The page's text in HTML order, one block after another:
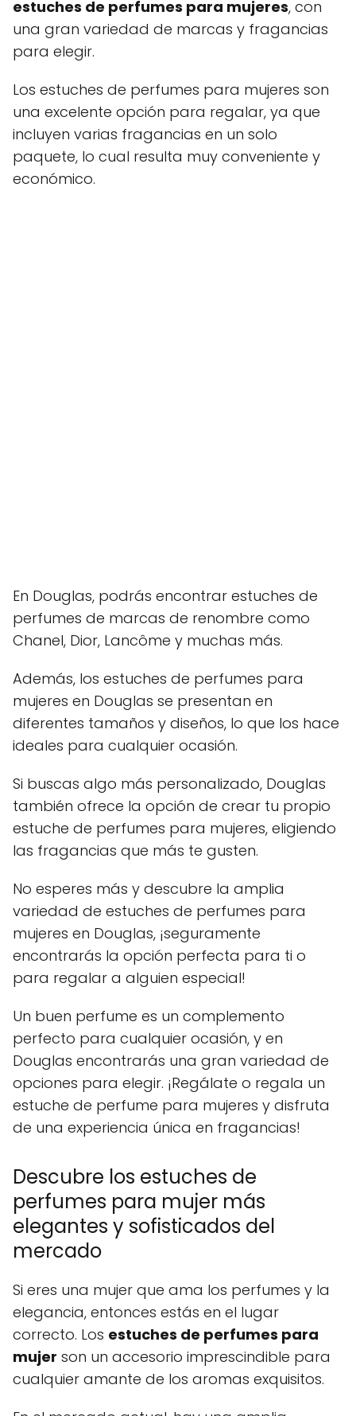
estuches de perfumes para mujeres, con
una gran variedad de marcas y fragancias
para elegir.
Los estuches de perfumes para mujeres son
una excelente opción para regalar, ya que
incluyen varias fragancias en un solo
paquete, lo cual resulta muy conveniente y
económico.
En Douglas, podrás encontrar estuches de
perfumes de marcas de renombre como
Chanel, Dior, Lancôme y muchas más.
Además, los estuches de perfumes para
mujeres en Douglas se presentan en
diferentes tamaños y diseños, lo que los hace
ideales para cualquier ocasión.
Si buscas algo más personalizado, Douglas
también ofrece la opción de crear tu propio
estuche de perfumes para mujeres, eligiendo
las fragancias que más te gusten.
No esperes más y descubre la amplia
variedad de estuches de perfumes para
mujeres en Douglas, ¡seguramente
encontrarás la opción perfecta para ti o
para regalar a alguien especial!
Un buen perfume es un complemento
perfecto para cualquier ocasión, y en
Douglas encontrarás una gran variedad de
opciones para elegir. ¡Regálate o regala un
estuche de perfume para mujeres y disfruta
de una experiencia única en fragancias!
Descubre los estuches de
perfumes para mujer más
elegantes y sofisticados del
mercado
Si eres una mujer que ama los perfumes y la
elegancia, entonces estás en el lugar
correcto. Los estuches de perfumes para
mujer son un accesorio imprescindible para
cualquier amante de los aromas exquisitos.